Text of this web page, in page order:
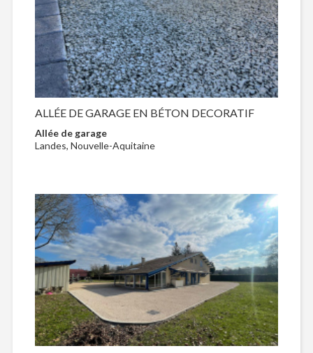
ALLÉE DE GARAGE EN BÉTON DECORATIF
Allée de garage
Landes, Nouvelle-Aquitaine